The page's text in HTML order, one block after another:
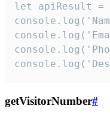
let apiResult =
getVisitorNumber#